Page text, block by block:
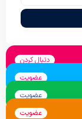
دنبال کردن
عضویت
عضویت
عضویت